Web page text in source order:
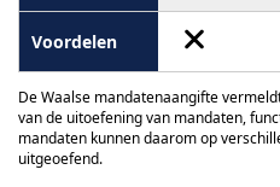
De Waalse mandatenaangifte
van de uitoefening van mandaten,
mandaten kunnen daarom op
uitgeoefend.